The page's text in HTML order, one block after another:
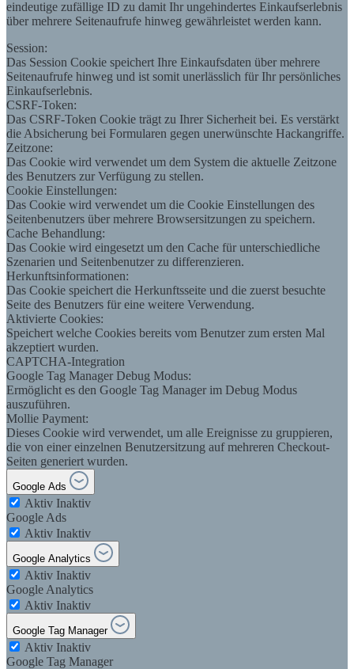
eindeutige zufällige ID zu damit Ihr ungehindertes Einkaufserlebnis
über mehrere Seitenaufrufe hinweg gewährleistet werden kann.
Session:
Das Session Cookie speichert Ihre Einkaufsdaten über mehrere
Seitenaufrufe hinweg und ist somit unerlässlich für Ihr persönliches
Einkaufserlebnis.
CSRF-Token:
Das CSRF-Token Cookie trägt zu Ihrer Sicherheit bei. Es verstärkt
die Absicherung bei Formularen gegen unerwünschte Hackangriffe.
Zeitzone:
Das Cookie wird verwendet um dem System die aktuelle Zeitzone
des Benutzers zur Verfügung zu stellen.
Cookie Einstellungen:
Das Cookie wird verwendet um die Cookie Einstellungen des
Seitenbenutzers über mehrere Browsersitzungen zu speichern.
Cache Behandlung:
Das Cookie wird eingesetzt um den Cache für unterschiedliche
Szenarien und Seitenbenutzer zu differenzieren.
Herkunftsinformationen:
Das Cookie speichert die Herkunftsseite und die zuerst besuchte
Seite des Benutzers für eine weitere Verwendung.
Aktivierte Cookies:
Speichert welche Cookies bereits vom Benutzer zum ersten Mal
akzeptiert wurden.
CAPTCHA-Integration
Google Tag Manager Debug Modus:
Ermöglicht es den Google Tag Manager im Debug Modus
auszuführen.
Mollie Payment:
Dieses Cookie wird verwendet, um alle Ereignisse zu gruppieren,
die von einer einzelnen Benutzersitzung auf mehreren Checkout-
Seiten generiert wurden.
Google Ads
Aktiv Inaktiv
Google Ads
Aktiv Inaktiv
Google Analytics
Aktiv Inaktiv
Google Analytics
Aktiv Inaktiv
Google Tag Manager
Aktiv Inaktiv
Google Tag Manager